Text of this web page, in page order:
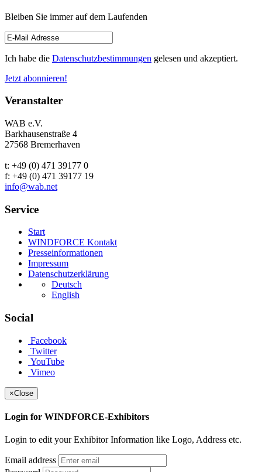
Bleiben Sie immer auf dem Laufenden
Ich habe die Datenschutzbestimmungen gelesen und akzeptiert.
Jetzt abonnieren!
Veranstalter
WAB e.V.
Barkhausenstraße 4
27568 Bremerhaven
t: +49 (0) 471 39177 0
f: +49 (0) 471 39177 19
info@wab.net
Service
Start
WINDFORCE Kontakt
Presseinformationen
Impressum
Datenschutzerklärung
Deutsch
English
Social
Facebook
Twitter
YouTube
Vimeo
×Close
Login for WINDFORCE-Exhibitors
Login to edit your Exhibitor Information like Logo, Address etc.
Email address